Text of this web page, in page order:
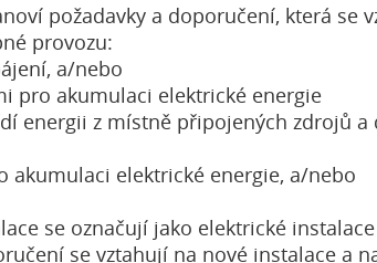
požadavky a doporučení, která
provozu:
a/nebo
pro akumulaci elektrické energie
energii z místně připojených zdrojů a
akumulaci elektrické energie, a/nebo
se označují jako elektrické
se vztahují na nové instalace a